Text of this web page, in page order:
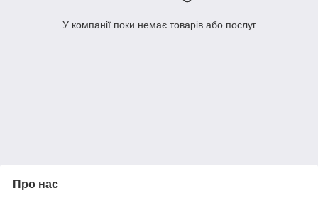
У компанії поки немає товарів або послуг
Про нас